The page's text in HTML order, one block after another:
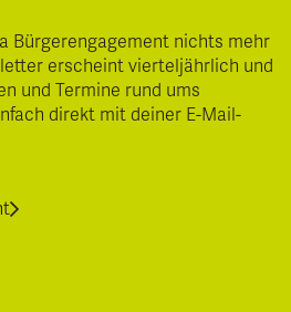
Bürgerengagement nichts mehr
erscheint vierteljährlich und
und Termine rund ums
direkt mit deiner E-Mail-